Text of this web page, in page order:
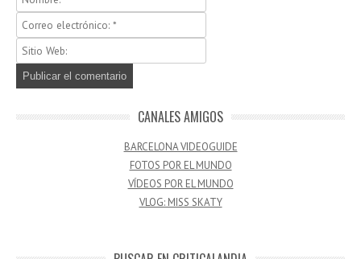
CANALES AMIGOS
BARCELONA VIDEOGUIDE
FOTOS POR EL MUNDO
VÍDEOS POR EL MUNDO
VLOG: MISS SKATY